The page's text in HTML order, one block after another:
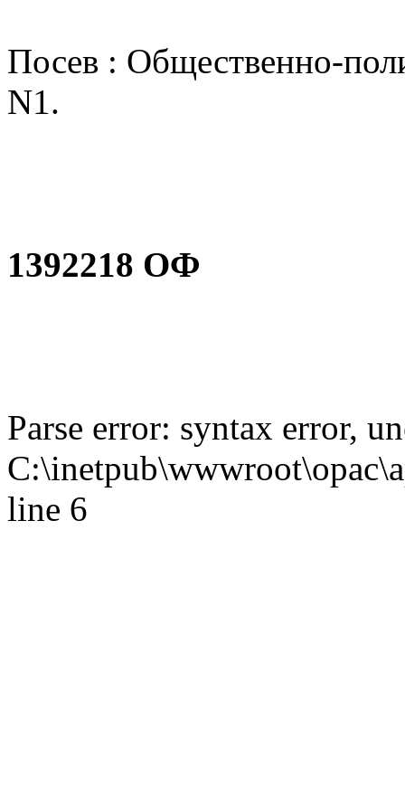
Посев : Общественно-
N1.
1392218 ОФ
Parse error: syntax error,
line 6